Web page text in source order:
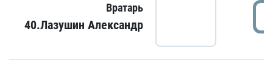
Вратарь
40.Лазушин Александр